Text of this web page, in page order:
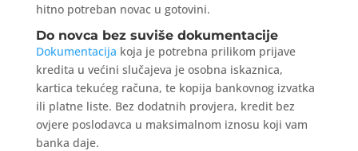
hitno potreban novac u gotovini.
Do novca bez suviše dokumentacije
Dokumentacija koja je potrebna prilikom prijave
kredita u većini slučajeva je osobna iskaznica,
kartica tekućeg računa, te kopija bankovnog izvatka
ili platne liste. Bez dodatnih provjera, kredit bez
ovjere poslodavca u maksimalnom iznosu koji vam
banka daje.